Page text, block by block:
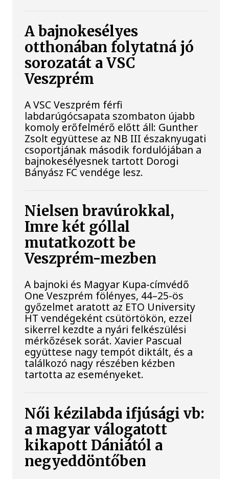
A bajnokesélyes
otthonában folytatná jó
sorozatát a VSC
Veszprém
A VSC Veszprém férfi
labdarúgócsapata szombaton újabb
komoly erőfelmérő előtt áll: Gunther
Zsolt együttese az NB III északnyugati
csoportjának második fordulójában a
bajnokesélyesnek tartott Dorogi
Bányász FC vendége lesz.
Nielsen bravúrokkal,
Imre két góllal
mutatkozott be
Veszprém-mezben
A bajnoki és Magyar Kupa-címvédő
One Veszprém fölényes, 44–25-ös
győzelmet aratott az ETO University
HT vendégeként csütörtökön, ezzel
sikerrel kezdte a nyári felkészülési
mérkőzések sorát. Xavier Pascual
együttese nagy tempót diktált, és a
találkozó nagy részében kézben
tartotta az eseményeket.
Női kézilabda ifjúsági vb:
a magyar válogatott
kikapott Dániától a
negyeddöntőben